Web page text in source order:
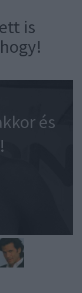
is
és